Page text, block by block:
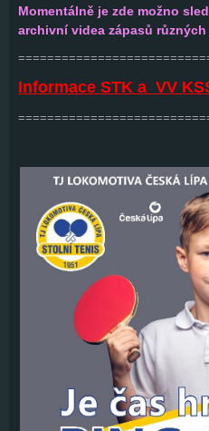
Momentálně je zde možno
archivní videa zápasů
Informace STK a VV